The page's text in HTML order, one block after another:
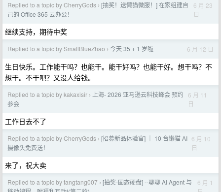
Replied to a topic by CherryGods › [抽奖！送懒猫微服！] 在家组建自
己的 Office 365 云办公！
6 月 23
日
继续支持，期待中奖
Replied to a topic by SmallBlueZhao › 今天 35 + 1 岁啦 6 月 12 日
生日快乐。工作能干吗？也能干。能干好吗？也能干好。想干吗？不
想干。不干吧？又没人给钱。
Replied to a topic by kakaxisir ›
上海- 2026 亚马逊云科技峰会 预约
参会
6 月 11
日
工作日去不了
Replied to a topic by CherryGods › [招募新品体验官] ｜ 10 台懒猫 AI
摄像头免费送！
6 月 10
日
来了，祝大卖
Replied to a topic by tangtang007 › [抽奖-固态硬盘] --聊聊 AI Agent 与
6 月 1